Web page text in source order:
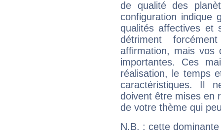
de qualité des
configuration indique
qualités affectives et
détriment
affirmation, mais
importantes. Ces
réalisation, le temps
caractéristiques. Il
doivent être mises en
de votre thème qui
N.B. : cette